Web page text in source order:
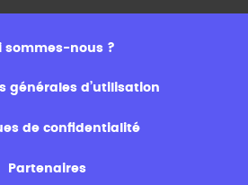
sommes-nous ?
générales d’utilisation
de confidentialité
Partenaires